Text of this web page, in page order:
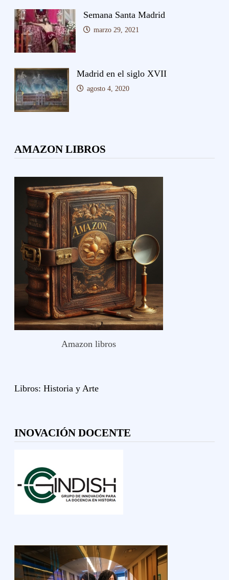
Semana Santa Madrid
marzo 29, 2021
Madrid en el siglo XVII
agosto 4, 2020
AMAZON LIBROS
Amazon libros
Libros: Historia y Arte
INOVACIÓN DOCENTE